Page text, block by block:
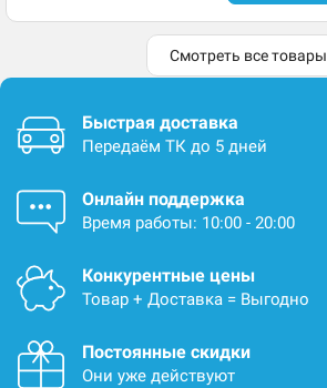
Смотреть все товары
Быстрая доставка
Передаём ТК до 5 дней
Онлайн поддержка
Время работы: 10:00 - 20:00
Конкурентные цены
Товар + Доставка = Выгодно
Постоянные скидки
Они уже действуют